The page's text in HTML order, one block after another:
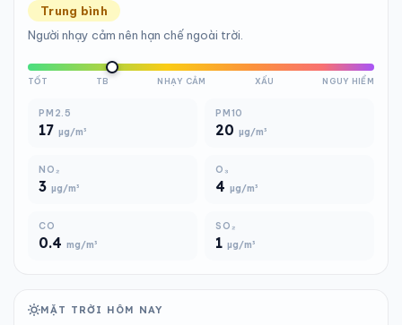
Trung bình
Người nhạy cảm nên hạn chế ngoài trời.
TỐT TB NHẠY CẢM XẤU NGUY HIỂM
PM2.5
17 µg/m³
PM10
20 µg/m³
NO₂
3 µg/m³
O₃
4 µg/m³
CO
0.4 mg/m³
SO₂
1 µg/m³
MẶT TRỜI HÔM NAY